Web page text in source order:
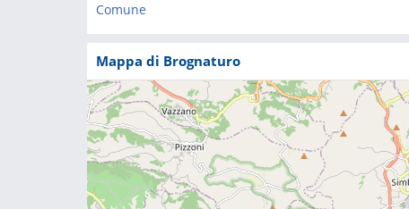
Comune
Mappa di Brognaturo